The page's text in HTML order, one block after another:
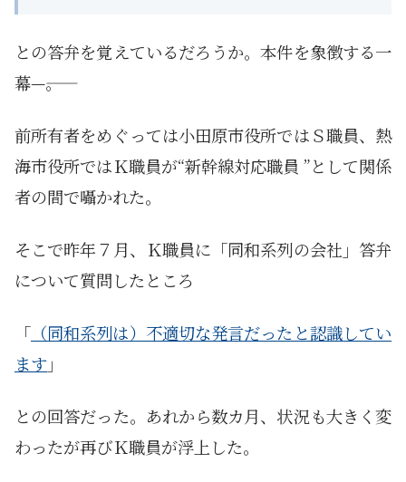
との答弁を覚えているだろうか。本件を象徴する一
幕—――。
前所有者をめぐっては小田原市役所ではＳ職員、熱
海市役所ではＫ職員が“新幹線対応職員 ”として関係
者の間で囁かれた。
そこで昨年７月、Ｋ職員に「同和系列の会社」答弁
について質問したところ
「 （同和系列は）不適切な発言だったと認識してい
ます」
との回答だった。あれから数カ月、状況も大きく変
わったが再びＫ職員が浮上した。